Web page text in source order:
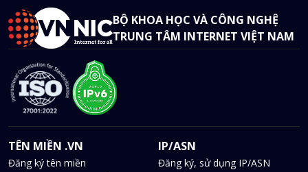
BỘ KHOA HỌC VÀ CÔNG NGHỆ
TRUNG TÂM INTERNET VIỆT NAM
TÊN MIỀN .VN
Đăng ký tên miền
IP/ASN
Đăng ký, sử dụng IP/ASN